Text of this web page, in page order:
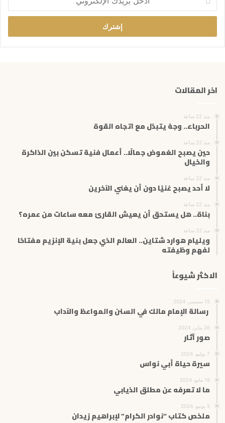
خ
ب
ر
ا
ت
اخر المقالات
منذ 22 ساعة
الحرباء.. وجهٌ يتبدّل مع اتجاه القوة
منذ 22 ساعة
حين يصبح الغموض جمالًا.. أعمال فنية تسكن بين الذاكرة
والخيال
منذ 22 ساعة
لا أحد يصبح غنيًا دون أن يغني الآخرين
منذ 22 ساعة
بناة.. هل يستحق أن يعيش القارئ معه ساعات من عمره؟
منذ 22 ساعة
ويليام هوارد شتاين.. العالم الذي جعل بنية الإنزيم مفتاحًا
لفهم وظيفته
الاكثر شيوعاً
15 سبتمبر، 2024
رسالة الإمام مالك في السنن والمواعظ والآداب
26 يناير، 2024
صور آثار
7 يوليو، 2024
سيرة حياة أبي نواس
19 مايو، 2024
ما لا تعرفه عن مطلق الذيابي
5 يونيو، 2024
ملخص كتاب “نوادر الكرام” لإبراهيم زيدان